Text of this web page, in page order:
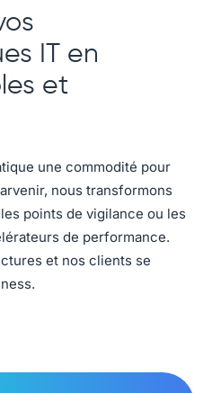
IT en
et
une commodité pour
nous transformons
points de vigilance ou les
de performance.
et nos clients se